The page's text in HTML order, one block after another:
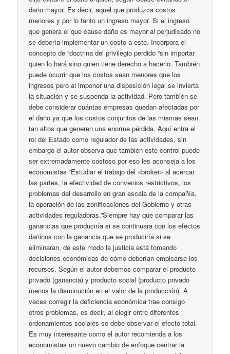
daño mayor. Es decir, aquel que produzca costos
menores y por lo tanto un ingreso mayor. Si el ingreso
que genera el que cause daño es mayor al perjudicado no
se debería implementar un costo a este. Incorpora el
concepto de “doctrina del privilegio perdido “sin importar
quien lo hará sino quien tiene derecho a hacerlo. También
puede ocurrir que los costos sean menores que los
ingresos pero al imponer una disposición legal se invierta
la situación y se suspenda la actividad. Pero también se
debe considerar cuántas empresas quedan afectadas por
el daño ya que los costos conjuntos de las mismas sean
tan altos que generen una enorme pérdida. Aquí entra el
rol del Estado como regulador de las actividades, sin
embargo el autor observa que también este control puede
ser extremadamente costoso por eso les aconseja a los
economistas “Estudiar el trabajo del «broker» al acercar
las partes, la efectividad de convenios restrictivos, los
problemas del desarrollo en gran escala de la compañía,
la operación de las zonificaciones del Gobierno y otras
actividades reguladoras.”Siempre hay que comparar las
ganancias que produciría si se continuara con los efectos
dañinos con la ganancia que se produciría si se
eliminaran, de este modo la justicia está tomando
decisiones económicas de cómo deberían emplearse los
recursos. Según el autor debemos comparar el producto
privado (ganancia) y producto social (producto privado
menos la disminución en el valor de la producción). A
veces corregir la deficiencia económica trae consigo
otros problemas, es decir, al elegir entre diferentes
ordenamientos sociales se debe observar el efecto total.
Es muy interesante como el autor recomienda a los
economistas un nuevo cambio de enfoque centrar la